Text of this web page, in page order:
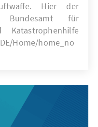
Hier der
für
Katastrophenhilfe
Home/home_no